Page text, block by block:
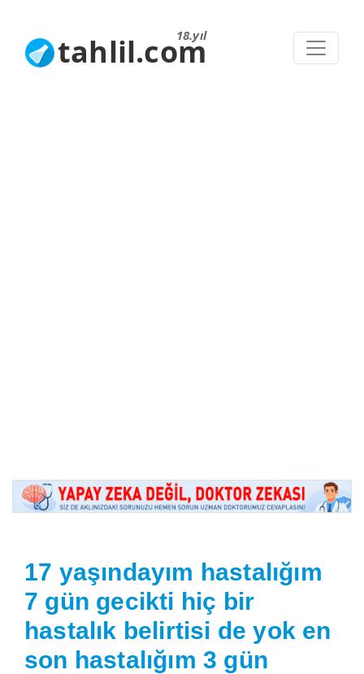
18.yıl
tahlil.com
17 yaşındayım hastalığım
7 gün gecikti hiç bir
hastalık belirtisi de yok en
son hastalığım 3 gün